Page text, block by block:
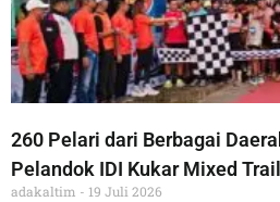
260 Pelari dari Berbagai
Pelandok IDI Kukar Mixed
adakaltim 19 Juli 2026